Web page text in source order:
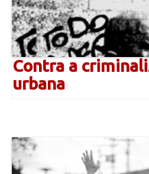
Contra a
urbana